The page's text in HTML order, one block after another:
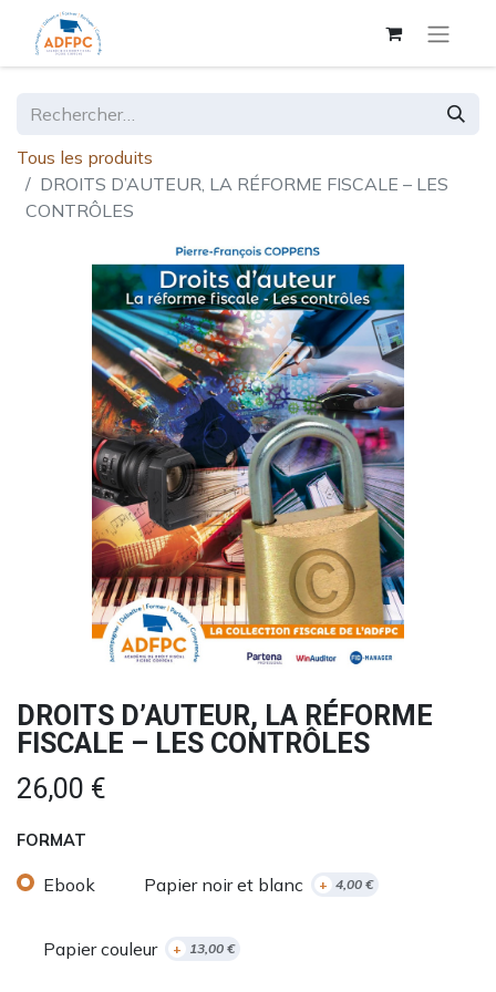
Tous les produits
DROITS D’AUTEUR, LA RÉFORME FISCALE – LES
CONTRÔLES
DROITS D’AUTEUR, LA RÉFORME
FISCALE – LES CONTRÔLES
26,00 €
FORMAT
Ebook Papier noir et blanc + 4,00 €
Papier couleur + 13,00 €